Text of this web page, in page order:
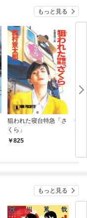
もっと見る
狙われた寝台特急「さ
くら」
825
十
もっと見る